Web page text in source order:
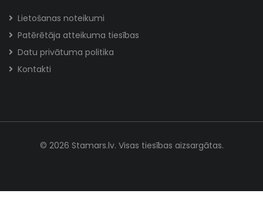
Lietošanas noteikumi
Patērētāja atteikuma tiesības
Datu privātuma politika
Kontakti
© 2026 Stamars.lv. Visas tiesības aizsargātas.